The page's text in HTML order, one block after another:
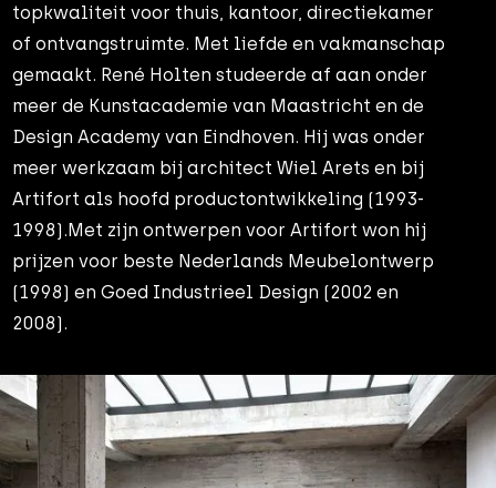
topkwaliteit voor thuis, kantoor, directiekamer
of ontvangstruimte. Met liefde en vakmanschap
gemaakt. René Holten studeerde af aan onder
meer de Kunstacademie van Maastricht en de
Design Academy van Eindhoven. Hij was onder
meer werkzaam bij architect Wiel Arets en bij
Artifort als hoofd productontwikkeling (1993-
1998).Met zijn ontwerpen voor Artifort won hij
prijzen voor beste Nederlands Meubelontwerp
(1998) en Goed Industrieel Design (2002 en
2008).